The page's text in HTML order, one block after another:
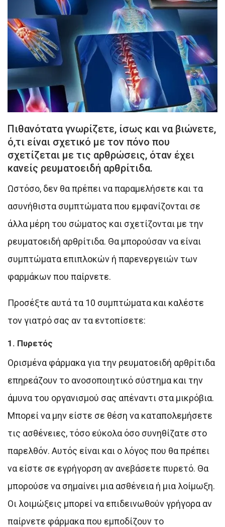
Πιθανότατα γνωρίζετε, ίσως και να βιώνετε,
ό,τι είναι σχετικό με τον πόνο που
σχετίζεται με τις αρθρώσεις, όταν έχει
κανείς ρευματοειδή αρθρίτιδα.
Ωστόσο, δεν θα πρέπει να παραμελήσετε και τα
ασυνήθιστα συμπτώματα που εμφανίζονται σε
άλλα μέρη του σώματος και σχετίζονται με την
ρευματοειδή αρθρίτιδα. Θα μπορούσαν να είναι
συμπτώματα επιπλοκών ή παρενεργειών των
φαρμάκων που παίρνετε.
Προσέξτε αυτά τα 10 συμπτώματα και καλέστε
τον γιατρό σας αν τα εντοπίσετε:
1. Πυρετός
Ορισμένα φάρμακα για την ρευματοειδή αρθρίτιδα
επηρεάζουν το ανοσοποιητικό σύστημα και την
άμυνα του οργανισμού σας απέναντι στα μικρόβια.
Μπορεί να μην είστε σε θέση να καταπολεμήσετε
τις ασθένειες, τόσο εύκολα όσο συνηθίζατε στο
παρελθόν. Αυτός είναι και ο λόγος που θα πρέπει
να είστε σε εγρήγορση αν ανεβάσετε πυρετό. Θα
μπορούσε να σημαίνει μια ασθένεια ή μια λοίμωξη.
Οι λοιμώξεις μπορεί να επιδεινωθούν γρήγορα αν
παίρνετε φάρμακα που εμποδίζουν το